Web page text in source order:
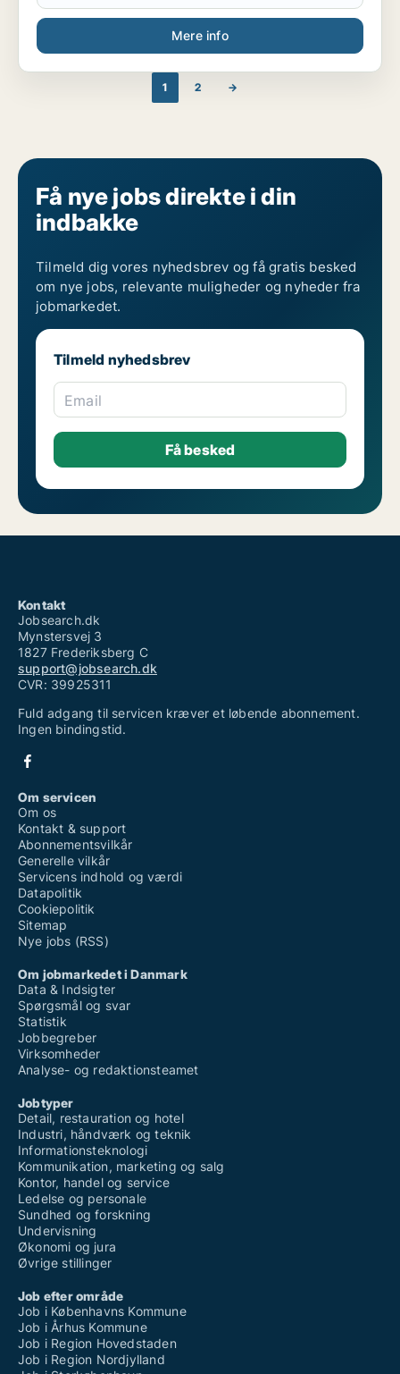
Mere info
1 2 →
Få nye jobs direkte i din
indbakke
Tilmeld dig vores nyhedsbrev og få gratis besked
om nye jobs, relevante muligheder og nyheder fra
jobmarkedet.
Tilmeld nyhedsbrev
Email
Kontakt
Jobsearch.dk
Mynstersvej 3
1827 Frederiksberg C
support@jobsearch.dk
CVR: 39925311
Fuld adgang til servicen kræver et løbende abonnement.
Ingen bindingstid.
Om servicen
Om os
Kontakt & support
Abonnementsvilkår
Generelle vilkår
Servicens indhold og værdi
Datapolitik
Cookiepolitik
Sitemap
Nye jobs (RSS)
Om jobmarkedet i Danmark
Data & Indsigter
Spørgsmål og svar
Statistik
Jobbegreber
Virksomheder
Analyse- og redaktionsteamet
Jobtyper
Detail, restauration og hotel
Industri, håndværk og teknik
Informationsteknologi
Kommunikation, marketing og salg
Kontor, handel og service
Ledelse og personale
Sundhed og forskning
Undervisning
Økonomi og jura
Øvrige stillinger
Job efter område
Job i Københavns Kommune
Job i Århus Kommune
Job i Region Hovedstaden
Job i Region Nordjylland